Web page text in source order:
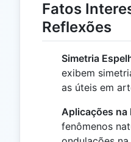
Fatos
Reflexões
Simetria
exibem
as úteis em
Aplicações na
fenômenos